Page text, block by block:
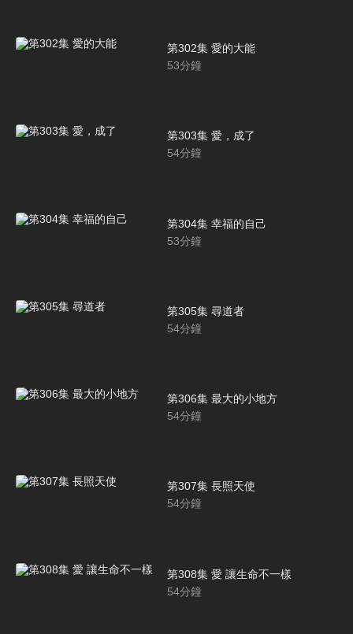
第302集 愛的大能
53分鐘
第303集 愛，成了
54分鐘
第304集 幸福的自己
53分鐘
第305集 尋道者
54分鐘
第306集 最大的小地方
54分鐘
第307集 長照天使
54分鐘
第308集 愛 讓生命不一樣
54分鐘